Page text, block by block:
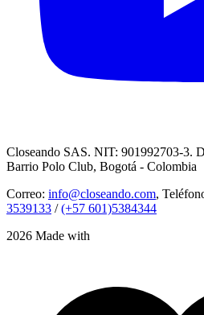
Closeando SAS. NIT: 901992703-3.
Barrio Polo Club, Bogotá - Colombia
Correo: info@closeando.com,
3539133 /(+57 601)5384344
2026 Made with